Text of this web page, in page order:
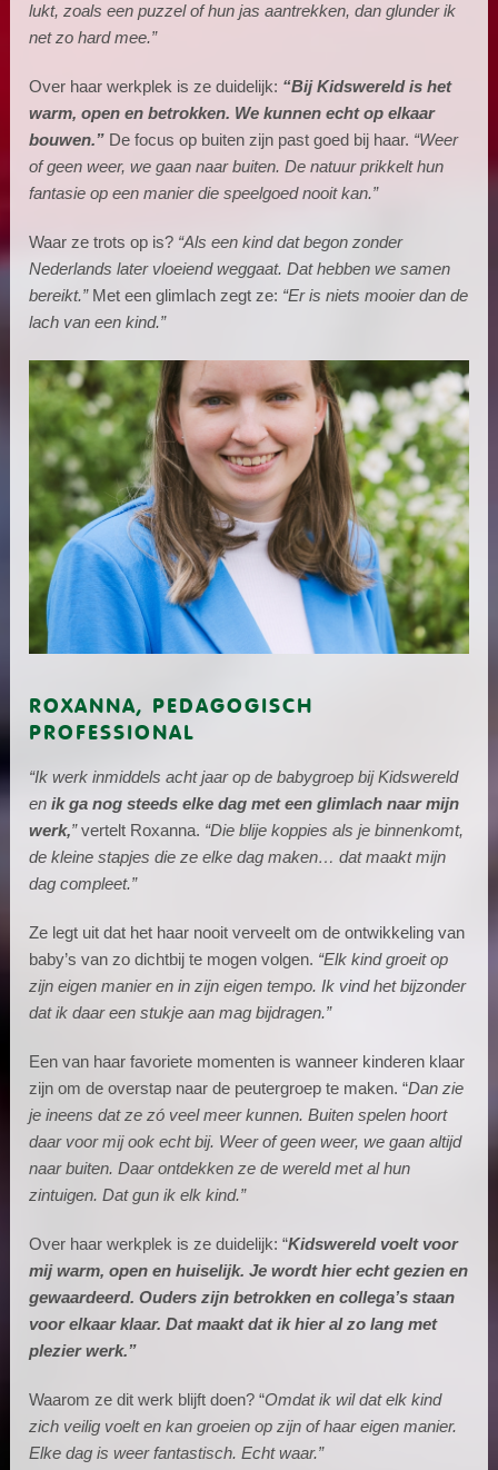
lukt, zoals een puzzel of hun jas aantrekken, dan glunder ik
net zo hard mee.”
Over haar werkplek is ze duidelijk: “Bij Kidswereld is het
warm, open en betrokken. We kunnen echt op elkaar
bouwen.” De focus op buiten zijn past goed bij haar. “Weer
of geen weer, we gaan naar buiten. De natuur prikkelt hun
fantasie op een manier die speelgoed nooit kan.”
Waar ze trots op is? “Als een kind dat begon zonder
Nederlands later vloeiend weggaat. Dat hebben we samen
bereikt.”Met een glimlach zegt ze: “Er is niets mooier dan de
lach van een kind.”
ROXANNA, PEDAGOGISCH
PROFESSIONAL
“Ik werk inmiddels acht jaar op de babygroep bij Kidswereld
enik ga nog steeds elke dag met een glimlach naar mijn
werk,”vertelt Roxanna. “Die blije koppies als je binnenkomt,
de kleine stapjes die ze elke dag maken… dat maakt mijn
dag compleet.”
Ze legt uit dat het haar nooit verveelt om de ontwikkeling van
baby’s van zo dichtbij te mogen volgen. “Elk kind groeit op
zijn eigen manier en in zijn eigen tempo. Ik vind het bijzonder
dat ik daar een stukje aan mag bijdragen.”
Een van haar favoriete momenten is wanneer kinderen klaar
zijn om de overstap naar de peutergroep te maken. “Dan zie
je ineens dat ze zó veel meer kunnen. Buiten spelen hoort
daar voor mij ook echt bij. Weer of geen weer, we gaan altijd
naar buiten. Daar ontdekken ze de wereld met al hun
zintuigen. Dat gun ik elk kind.”
Over haar werkplek is ze duidelijk: “Kidswereld voelt voor
mij warm, open en huiselijk. Je wordt hier echt gezien en
gewaardeerd. Ouders zijn betrokken en collega’s staan
voor elkaar klaar. Dat maakt dat ik hier al zo lang met
plezier werk.”
Waarom ze dit werk blijft doen? “Omdat ik wil dat elk kind
zich veilig voelt en kan groeien op zijn of haar eigen manier.
Elke dag is weer fantastisch. Echt waar.”